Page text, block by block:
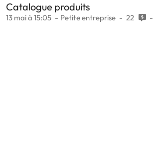
Catalogue produits
13 mai à 15:05 Petite entreprise 22